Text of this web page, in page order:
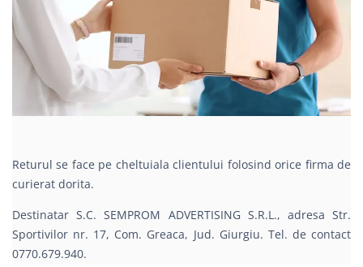
Returul se face pe cheltuiala clientului folosind orice firma de
curierat dorita.
Destinatar S.C. SEMPROM ADVERTISING S.R.L., adresa Str.
Sportivilor nr. 17, Com. Greaca, Jud. Giurgiu. Tel. de contact
0770.679.940.